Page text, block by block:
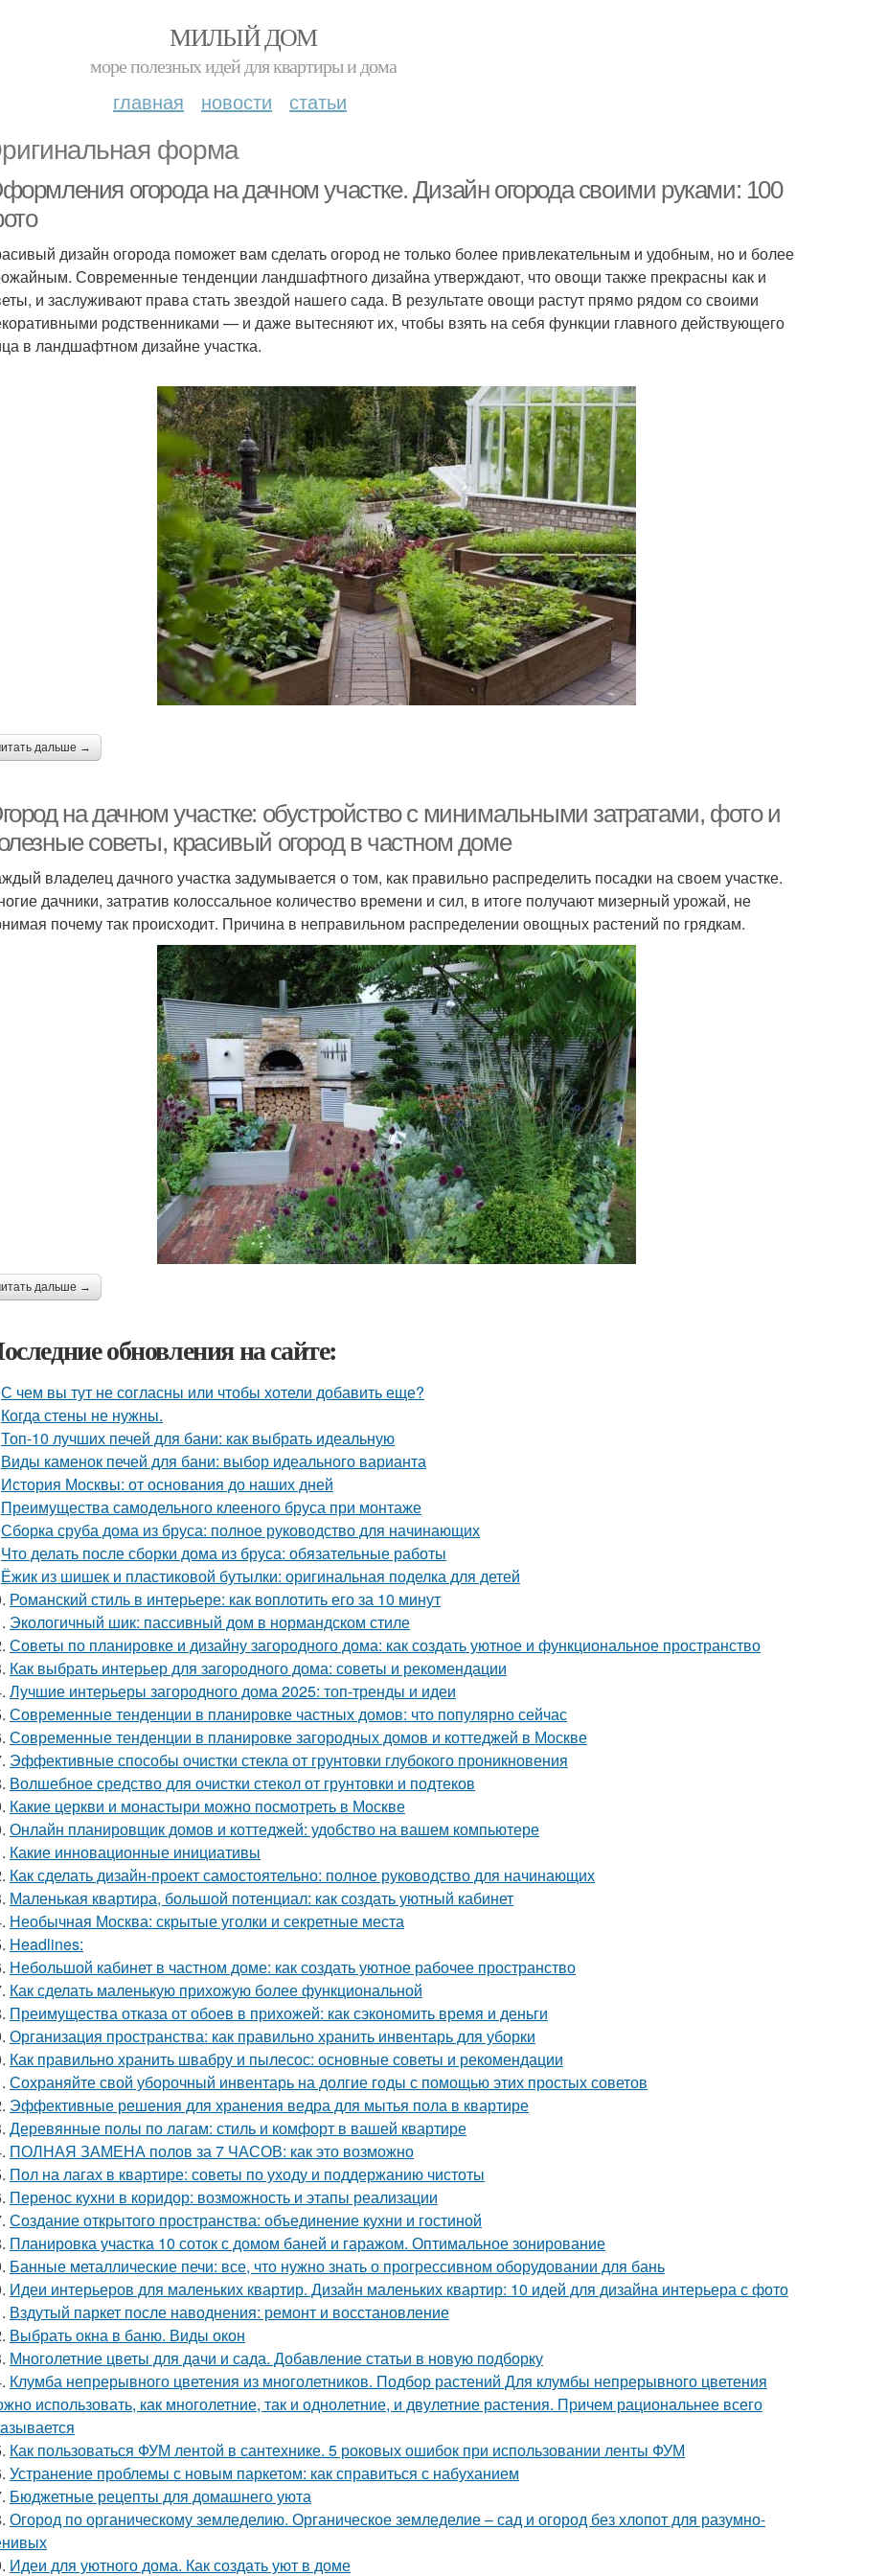
МИЛЫЙ ДОМ
море полезных идей для квартиры и дома
главная новости статьи
форма
огорода на дачном участке. Дизайн огорода своими руками: 100
дизайн огорода поможет вам сделать огород не только более привлекательным и удобным, но и более
Современные тенденции ландшафтного дизайна утверждают, что овощи также прекрасны как и
и заслуживают права стать звездой нашего сада. В результате овощи растут прямо рядом со своими
родственниками — и даже вытесняют их, чтобы взять на себя функции главного действующего
в ландшафтном дизайне участка.
дальше →
на дачном участке: обустройство с минимальными затратами, фото и
советы, красивый огород в частном доме
владелец дачного участка задумывается о том, как правильно распределить посадки на своем участке.
дачники, затратив колоссальное количество времени и сил, в итоге получают мизерный урожай, не
почему так происходит. Причина в неправильном распределении овощных растений по грядкам.
дальше →
обновления на сайте:
С чем вы тут не согласны или чтобы хотели добавить еще?
Когда стены не нужны.
Топ-10 лучших печей для бани: как выбрать идеальную
Виды каменок печей для бани: выбор идеального варианта
История Москвы: от основания до наших дней
Преимущества самодельного клееного бруса при монтаже
Сборка сруба дома из бруса: полное руководство для начинающих
Что делать после сборки дома из бруса: обязательные работы
Ёжик из шишек и пластиковой бутылки: оригинальная поделка для детей
Романский стиль в интерьере: как воплотить его за 10 минут
Экологичный шик: пассивный дом в нормандском стиле
Советы по планировке и дизайну загородного дома: как создать уютное и функциональное пространство
Как выбрать интерьер для загородного дома: советы и рекомендации
Лучшие интерьеры загородного дома 2025: топ-тренды и идеи
Современные тенденции в планировке частных домов: что популярно сейчас
Современные тенденции в планировке загородных домов и коттеджей в Москве
Эффективные способы очистки стекла от грунтовки глубокого проникновения
Волшебное средство для очистки стекол от грунтовки и подтеков
Какие церкви и монастыри можно посмотреть в Москве
Онлайн планировщик домов и коттеджей: удобство на вашем компьютере
Какие инновационные инициативы
Как сделать дизайн-проект самостоятельно: полное руководство для начинающих
Маленькая квартира, большой потенциал: как создать уютный кабинет
Необычная Москва: скрытые уголки и секретные места
Headlines:
Небольшой кабинет в частном доме: как создать уютное рабочее пространство
Как сделать маленькую прихожую более функциональной
Преимущества отказа от обоев в прихожей: как сэкономить время и деньги
Организация пространства: как правильно хранить инвентарь для уборки
Как правильно хранить швабру и пылесос: основные советы и рекомендации
Сохраняйте свой уборочный инвентарь на долгие годы с помощью этих простых советов
Эффективные решения для хранения ведра для мытья пола в квартире
Деревянные полы по лагам: стиль и комфорт в вашей квартире
ПОЛНАЯ ЗАМЕНА полов за 7 ЧАСОВ: как это возможно
Пол на лагах в квартире: советы по уходу и поддержанию чистоты
Перенос кухни в коридор: возможность и этапы реализации
Создание открытого пространства: объединение кухни и гостиной
Планировка участка 10 соток с домом баней и гаражом. Оптимальное зонирование
Банные металлические печи: все, что нужно знать о прогрессивном оборудовании для бань
Идеи интерьеров для маленьких квартир. Дизайн маленьких квартир: 10 идей для дизайна интерьера с фото
Вздутый паркет после наводнения: ремонт и восстановление
Выбрать окна в баню. Виды окон
Многолетние цветы для дачи и сада. Добавление статьи в новую подборку
Клумба непрерывного цветения из многолетников. Подбор растений Для клумбы непрерывного цветения
использовать, как многолетние, так и однолетние, и двулетние растения. Причем рациональнее всего
Как пользоваться ФУМ лентой в сантехнике. 5 роковых ошибок при использовании ленты ФУМ
Устранение проблемы с новым паркетом: как справиться с набуханием
Бюджетные рецепты для домашнего уюта
Огород по органическому земледелию. Органическое земледелие – сад и огород без хлопот для разумно-
Идеи для уютного дома. Как создать уют в доме